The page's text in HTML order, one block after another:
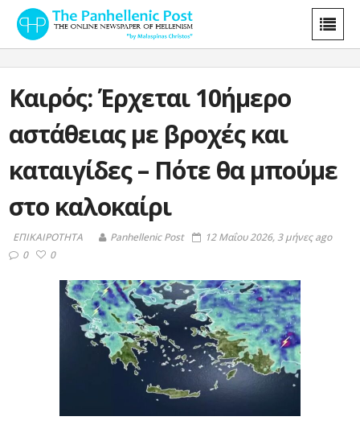
Καιρός: Έρχεται 10ήμερο
αστάθειας με βροχές και
καταιγίδες – Πότε θα μπούμε
στο καλοκαίρι
ΕΠΙΚΑΙΡΟΤΗΤΑ Panhellenic Post
12 Μαΐου 2026, 3 μήνες ago
0
0